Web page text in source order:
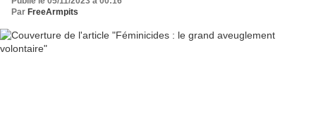
Par FreeArmpits